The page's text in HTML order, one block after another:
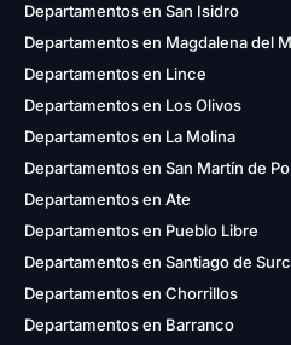
Departamentos en San Isidro
Departamentos en Magdalena del
Departamentos en Lince
Departamentos en Los Olivos
Departamentos en La Molina
Departamentos en San Martín de
Departamentos en Ate
Departamentos en Pueblo Libre
Departamentos en Santiago de
Departamentos en Chorrillos
Departamentos en Barranco